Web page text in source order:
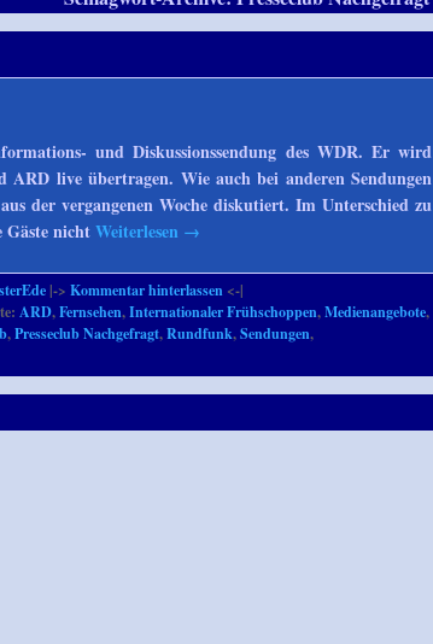
und Diskussionssendung des WDR. Er wird
live übertragen. Wie auch bei anderen Sendungen
der vergangenen Woche diskutiert. Im Unterschied zu
Gäste nichtWeiterlesen →
|->Kommentar hinterlassen <-|
ARD,Fernsehen,Internationaler Frühschoppen,Medienangebote,
,Presseclub Nachgefragt,Rundfunk,Sendungen,